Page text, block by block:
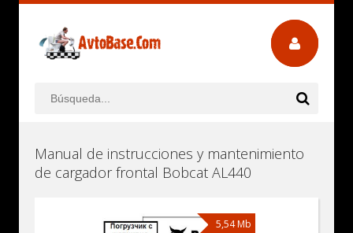
Manual de instrucciones y mantenimiento
de cargador frontal Bobcat AL440
5,54 Mb